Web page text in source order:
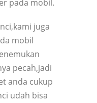
pada mobil.
juga
mobil
pecah,jadi
anda cukup
udah bisa